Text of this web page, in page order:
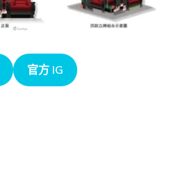
官方 IG